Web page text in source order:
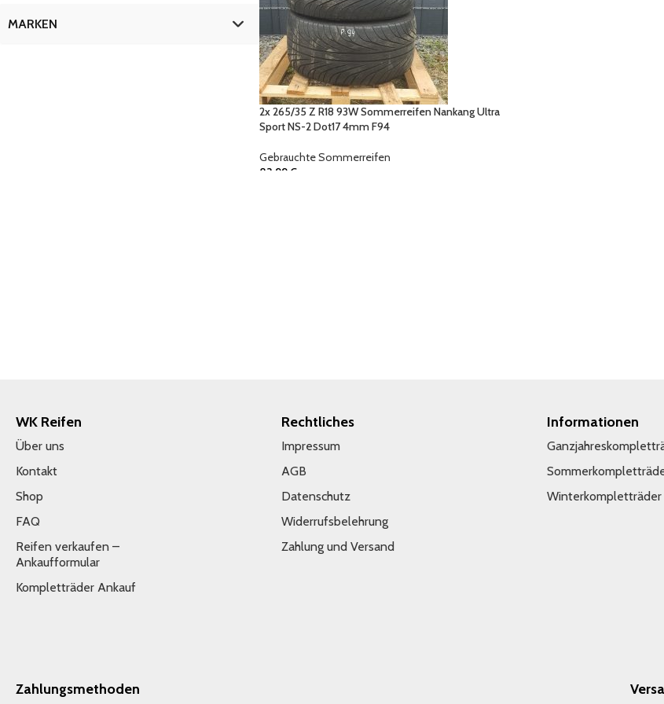
MARKEN
2x 265/35 Z R18 93W Sommerreifen Nankang Ultra
Sport NS-2 Dot17 4mm F94
Gebrauchte Sommerreifen
83,99 €
WK Reifen
Über uns
Kontakt
Shop
FAQ
Reifen verkaufen –
Ankaufformular
Kompletträder Ankauf
Rechtliches
Impressum
AGB
Datenschutz
Widerrufsbelehrung
Zahlung und Versand
Informationen
Winterkompletträder
Zahlungsmethoden